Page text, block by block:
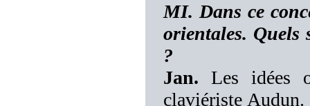
MI. Dans ce
orientales. Quels
?
Jan. Les idées
claviériste